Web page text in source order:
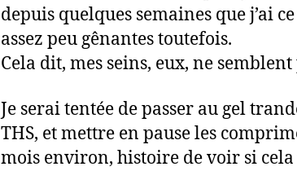
depuis quelques semaines que j’ai
assez peu gênantes toutefois.
Cela dit, mes seins, eux, ne
Je serai tentée de passer au gel
THS, et mettre en pause les
mois environ, histoire de voir si